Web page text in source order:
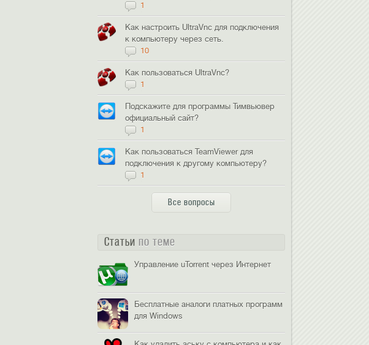
1
Как настроить UltraVnc для подключения
к компьютеру через сеть.
10
Как пользоваться UltraVnc?
1
Подскажите для программы Тимвьювер
официальный сайт?
1
Как пользоваться TeamViewer для
подключения к другому компьютеру?
1
Все вопросы
Статьи по теме
Управление uTorrent через Интернет
Бесплатные аналоги платных программ
для Windows